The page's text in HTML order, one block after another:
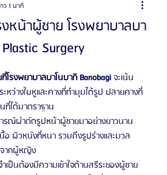
หน้าผู้ชาย โรงพยาบาลบา
Surgery
ว 1 นาที
รงพยาบาลบาโนบากิ Banobagi จะเน้น
ว่างใบหูและคางที่ทำมุมได้รูป ปลายคางที่
ที่ได้มาตราฐาน
ณ์ผ่าตัดรูปหน้าผู้ชายมาอย่างยาวนาน
อ ผิวหนังที่หนา รวมถึงรูปร่างและมวล
ากผู้หญิง
ป็นต้องมีความเข้าใจด้านสรีระของผู้ชาย